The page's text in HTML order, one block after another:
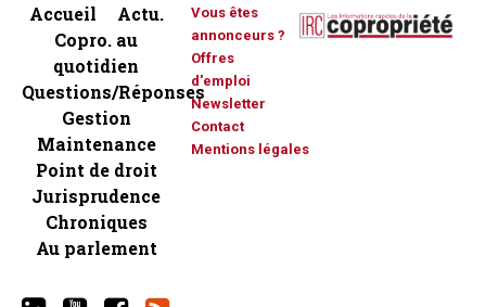
Accueil
Actu.
Copro. au
quotidien
Questions/Réponses
Gestion
Maintenance
Point de droit
Jurisprudence
Chroniques
Au parlement
Vous êtes
annonceurs ?
Offres
d'emploi
Newsletter
Contact
Mentions légales